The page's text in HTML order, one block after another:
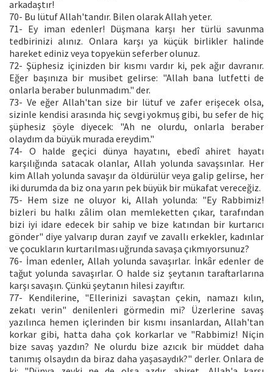
arkadaştır!
70- Bu lütuf Allah'tandır. Bilen olarak Allah yeter.
71- Ey iman edenler! Düşmana karşı her türlü savunma
tedbirinizi alınız. Onlara karşı ya küçük birlikler halinde
hareket ediniz veya topyekün seferber olunuz.
72- Şüphesiz içinizden bir kısmı vardır ki, pek ağır davranır.
Eğer başınıza bir musibet gelirse: "Allah bana lutfetti de
onlarla beraber bulunmadım." der.
73- Ve eğer Allah'tan size bir lütuf ve zafer erişecek olsa,
sizinle kendisi arasında hiç sevgi yokmuş gibi, bu sefer de hiç
şüphesiz şöyle diyecek: "Ah ne olurdu, onlarla beraber
olaydım da büyük murada ereydim."
74- O halde geçici dünya hayatını, ebedî ahiret hayatı
karşılığında satacak olanlar, Allah yolunda savaşsınlar. Her
kim Allah yolunda savaşır da öldürülür veya galip gelirse, her
iki durumda da biz ona yarın pek büyük bir mükafat vereceğiz.
75- Hem size ne oluyor ki, Allah yolunda: "Ey Rabbimiz!
bizleri bu halkı zâlim olan memleketten çıkar, tarafından
bizi iyi idare edecek bir sahip ve bize katından bir kurtarıcı
gönder" diye yalvarıp duran zayıf ve zavallı erkekler, kadınlar
ve çocukların kurtarılması uğrunda savaşa çıkmıyorsunuz?
76- İman edenler, Allah yolunda savaşırlar. İnkâr edenler de
tağut yolunda savaşırlar. O halde siz şeytanın taraftarlarına
karşı savaşın. Çünkü şeytanın hilesi zayıftır.
77- Kendilerine, "Ellerinizi savaştan çekin, namazı kılın,
zekatı verin" denilenleri görmedin mi? Üzerlerine savaş
yazılınca hemen içlerinden bir kısmı insanlardan, Allah'tan
korkar gibi, hatta daha çok korkarlar ve "Rabbimiz! Niçin
bize savaş yazdın? Ne olurdu bize azıcık bir müddet daha
tanımış olsaydın da biraz daha yaşasaydık?" derler. Onlara de